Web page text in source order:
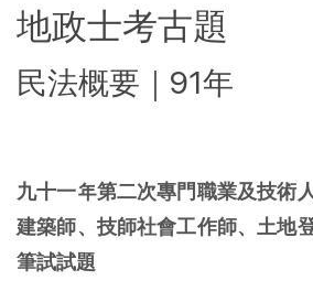
地政士考古題
民法概要｜91年
九十一年第二次專門職業及技術
建築師、技師社會工作師、土地
筆試試題